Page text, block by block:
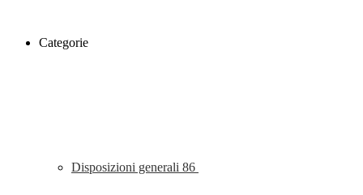
Categorie
Disposizioni generali 86